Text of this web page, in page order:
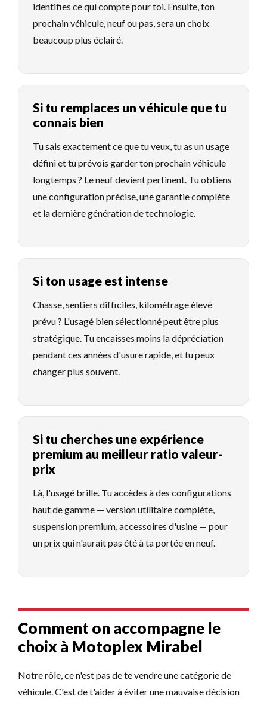
identifies ce qui compte pour toi. Ensuite, ton
prochain véhicule, neuf ou pas, sera un choix
beaucoup plus éclairé.
Si tu remplaces un véhicule que tu
connais bien
Tu sais exactement ce que tu veux, tu as un usage
défini et tu prévois garder ton prochain véhicule
longtemps ? Le neuf devient pertinent. Tu obtiens
une configuration précise, une garantie complète
et la dernière génération de technologie.
Si ton usage est intense
Chasse, sentiers difficiles, kilométrage élevé
prévu ? L'usagé bien sélectionné peut être plus
stratégique. Tu encaisses moins la dépréciation
pendant ces années d'usure rapide, et tu peux
changer plus souvent.
Si tu cherches une expérience
premium au meilleur ratio valeur-
prix
Là, l'usagé brille. Tu accèdes à des configurations
haut de gamme — version utilitaire complète,
suspension premium, accessoires d'usine — pour
un prix qui n'aurait pas été à ta portée en neuf.
Comment on accompagne le
choix à Motoplex Mirabel
Notre rôle, ce n'est pas de te vendre une catégorie de
véhicule. C'est de t'aider à éviter une mauvaise décision